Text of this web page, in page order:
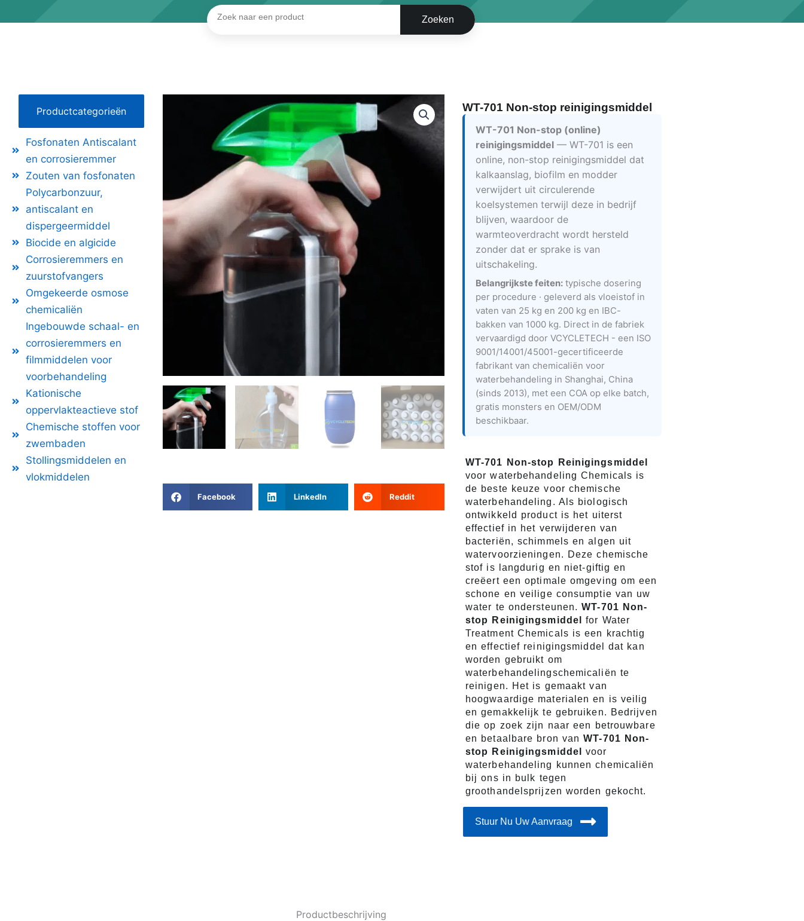
Zoeken
Productcategorieën
Fosfonaten Antiscalant
en corrosieremmer
Zouten van fosfonaten
Polycarbonzuur,
antiscalant en
dispergeermiddel
Biocide en algicide
Corrosieremmers en
zuurstofvangers
Omgekeerde osmose
chemicaliën
Ingebouwde schaal- en
corrosieremmers en
filmmiddelen voor
voorbehandeling
Kationische
oppervlakteactieve stof
Chemische stoffen voor
zwembaden
Stollingsmiddelen en
vlokmiddelen
Facebook LinkedIn Reddit
WT-701 Non-stop reinigingsmiddel
WT-701 Non-stop (online)
reinigingsmiddel— WT-701 is een
online, non-stop reinigingsmiddel dat
kalkaanslag, biofilm en modder
verwijdert uit circulerende
koelsystemen terwijl deze in bedrijf
blijven, waardoor de
warmteoverdracht wordt hersteld
zonder dat er sprake is van
uitschakeling.
Belangrijkste feiten:typische dosering
per procedure · geleverd als vloeistof in
vaten van 25 kg en 200 kg en IBC-
bakken van 1000 kg. Direct in de fabriek
vervaardigd door VCYCLETECH - een ISO
9001/14001/45001-gecertificeerde
fabrikant van chemicaliën voor
waterbehandeling in Shanghai, China
(sinds 2013), met een COA op elke batch,
gratis monsters en OEM/ODM
beschikbaar.
WT-701 Non-stop Reinigingsmiddel
voor waterbehandeling Chemicals is
de beste keuze voor chemische
waterbehandeling. Als biologisch
ontwikkeld product is het uiterst
effectief in het verwijderen van
bacteriën, schimmels en algen uit
watervoorzieningen. Deze chemische
stof is langdurig en niet-giftig en
creëert een optimale omgeving om een
​​schone en veilige consumptie van uw
water te ondersteunen.WT-701 Non-
stop Reinigingsmiddel
for Water
Treatment Chemicals is een krachtig
en effectief reinigingsmiddel dat kan
worden gebruikt om
waterbehandelingschemicaliën te
reinigen. Het is gemaakt van
hoogwaardige materialen en is veilig
en gemakkelijk te gebruiken. Bedrijven
die op zoek zijn naar een betrouwbare
en betaalbare bron vanWT-701 Non-
stop Reinigingsmiddel
voor
waterbehandeling kunnen chemicaliën
bij ons in bulk tegen
groothandelsprijzen worden gekocht.
Stuur Nu Uw Aanvraag
Productbeschrijving